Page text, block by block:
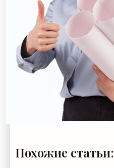
Похожие статьи: